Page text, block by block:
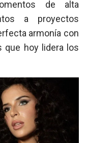
de alta
a proyectos
armonía con
que hoy lidera los